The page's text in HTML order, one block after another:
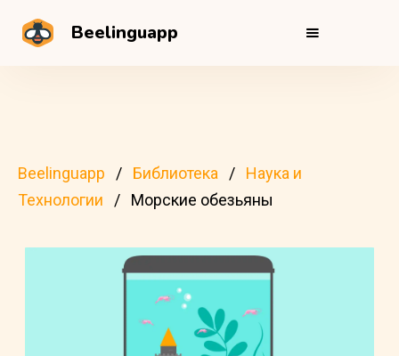
Beelinguapp
Beelinguapp Библиотека
Наука и
Технологии
Морские обезьяны